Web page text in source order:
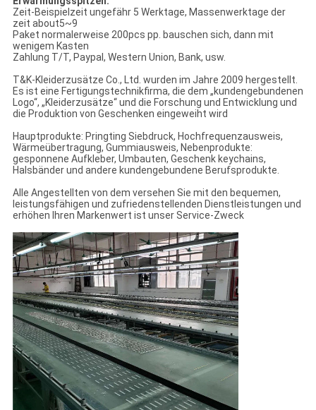
Zeit-Beispielzeit ungefähr 5 Werktage, Massenwerktage der
zeit about5~9
Paket normalerweise 200pcs pp. bauschen sich, dann mit
wenigem Kasten
Zahlung T/T, Paypal, Western Union, Bank, usw.
T&K-Kleiderzusätze Co., Ltd. wurden im Jahre 2009 hergestellt.
Es ist eine Fertigungstechnikfirma, die dem „kundengebundenen
Logo“, „Kleiderzusätze“ und die Forschung und Entwicklung und
die Produktion von Geschenken eingeweiht wird
Hauptprodukte: Pringting Siebdruck, Hochfrequenzausweis,
Wärmeübertragung, Gummiausweis, Nebenprodukte:
gesponnene Aufkleber, Umbauten, Geschenk keychains,
Halsbänder und andere kundengebundene Berufsprodukte.
Alle Angestellten von dem versehen Sie mit den bequemen,
leistungsfähigen und zufriedenstellenden Dienstleistungen und
erhöhen Ihren Markenwert ist unser Service-Zweck